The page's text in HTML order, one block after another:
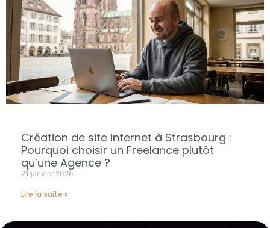
Création de site internet à Strasbourg :
Pourquoi choisir un Freelance plutôt
qu’une Agence ?
21 janvier 2026
Lire la suite »